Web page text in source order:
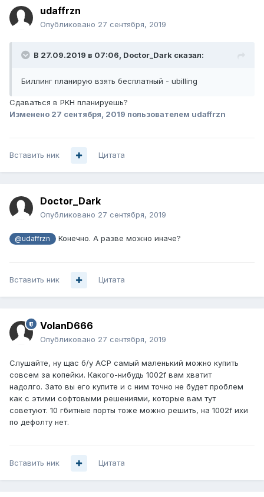
udaffrzn
Опубликовано 27 сентября, 2019
В 27.09.2019 в 07:06, Doctor_Dark сказал:
Биллинг планирую взять бесплатный - ubilling
Сдаваться в РКН планируешь?
Изменено 27 сентября, 2019 пользователем udaffrzn
Вставить ник Цитата
Doctor_Dark
Опубликовано 27 сентября, 2019
@udaffrzn Конечно. А разве можно иначе?
Вставить ник Цитата
VolanD666
Опубликовано 27 сентября, 2019
Слушайте, ну щас б/у АСР самый маленький можно купить
совсем за копейки. Какого-нибудь 1002f вам хватит
надолго. Зато вы его купите и с ним точно не будет проблем
как с этими софтовыми решениями, которые вам тут
советуют. 10 гбитные порты тоже можно решить, на 1002f ихи
по дефолту нет.
Вставить ник Цитата